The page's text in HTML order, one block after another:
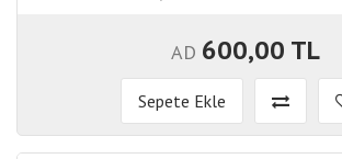
AD 600,00 TL
Sepete Ekle